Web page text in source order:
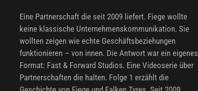
Eine Partnerschaft die seit 2009 liefert. Fiege wollte
keine klassische Unternehmenskommunikation. Sie
wollten zeigen wie echte Geschäftsbeziehungen
funktionieren – von innen. Die Antwort war ein eigenes
Format: Fast & Forward Studios. Eine Videoserie über
Partnerschaften die halten. Folge 1 erzählt die